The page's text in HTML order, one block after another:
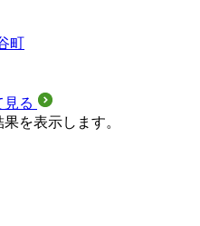
町
見る
を表示します。